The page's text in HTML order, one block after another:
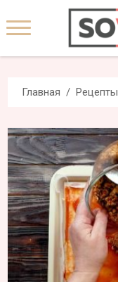
Главная Рецепты